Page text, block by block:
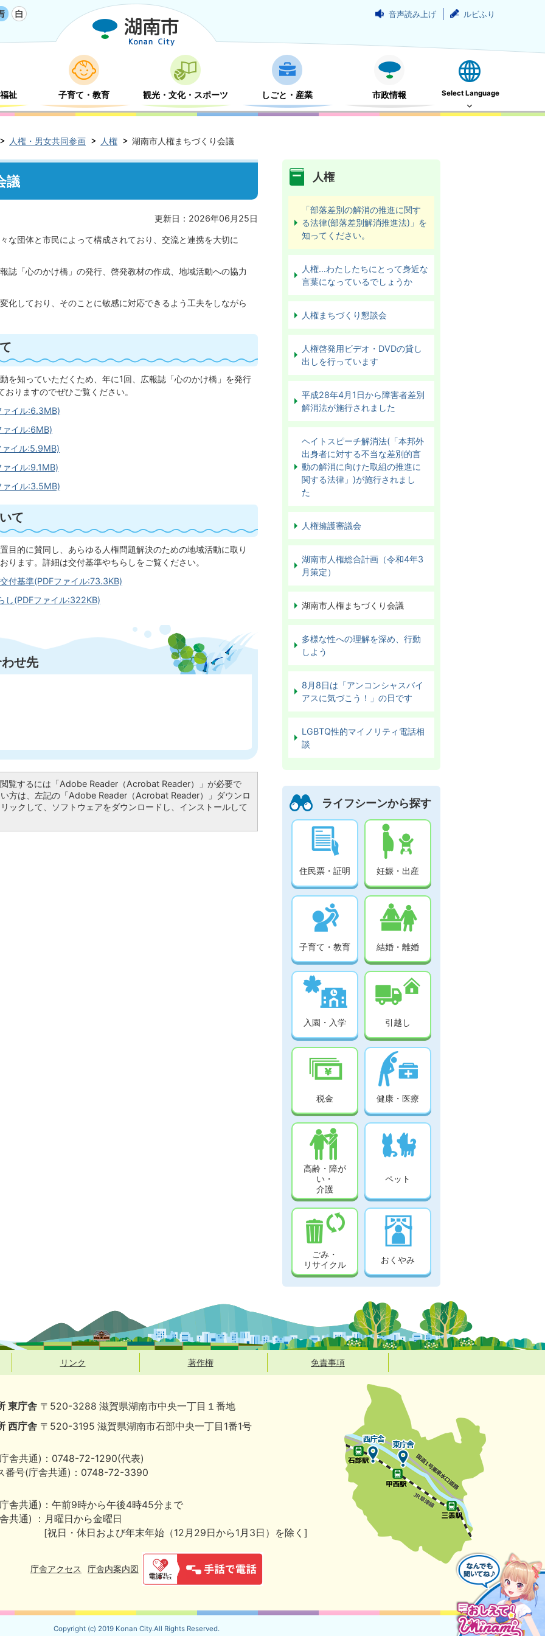
音声読み上げ ルビふり
祉 子育て・教育 観光・文化・スポーツ しごと・産業 市政情報 Select Language
人権・男女共同参画 人権 湖南市人権まちづくり会議
議
更新日：2026年06月25日
な団体と市民によって構成されており、交流と連携を大切に
誌「心のかけ橋」の発行、啓発教材の作成、地域活動への協力
化しており、そのことに敏感に対応できるよう工夫をしながら
を知っていただくため、年に1回、広報誌「心のかけ橋」を発行
りますのでぜひご覧ください。
イル:6.3MB)
イル:6MB)
イル:5.9MB)
イル:9.1MB)
イル:3.5MB)
て
目的に賛同し、あらゆる人権問題解決のための地域活動に取り
ります。詳細は交付基準やちらしをご覧ください。
付基準(PDFファイル:73.3KB)
し(PDFファイル:322KB)
せ先
覧するには「Adobe Reader（Acrobat Reader）」が必要で
方は、左記の「Adobe Reader（Acrobat Reader）」ダウンロ
ックして、ソフトウェアをダウンロードし、インストールして
人権
「部落差別の解消の推進に関す
る法律(部落差別解消推進法)」を
知ってください。
人権…わたしたちにとって身近な
言葉になっているでしょうか
人権まちづくり懇談会
人権啓発用ビデオ・DVDの貸し
出しを行っています
平成28年4月1日から障害者差別
解消法が施行されました
ヘイトスピーチ解消法(「本邦外
出身者に対する不当な差別的言
動の解消に向けた取組の推進に
関する法律」)が施行されまし
た
人権擁護審議会
湖南市人権総合計画（令和4年3
月策定）
湖南市人権まちづくり会議
多様な性への理解を深め、行動
しよう
8月8日は「アンコンシャスバイ
アスに気づこう！」の日です
LGBTQ性的マイノリティ電話相
談
ライフシーンから探す
住民票・証明 妊娠・出産
子育て・教育 結婚・離婚
入園・入学 引越し
税金 健康・医療
高齢・障が
い・
介護
ペット
ごみ・
リサイクル
おくやみ
リンク 著作権 免責事項
東庁舎 〒520-3288 滋賀県湖南市中央一丁目１番地
西庁舎 〒520-3195 滋賀県湖南市石部中央一丁目1番1号
舎共通)：0748-72-1290(代表)
番号(庁舎共通)：0748-72-3390
舎共通)：午前9時から午後4時45分まで
共通) ：月曜日から金曜日
[祝日・休日および年末年始（12月29日から1月3日）を除く]
庁舎アクセス 庁舎内案内図
Copyright (c) 2019 Konan City.All Rights Reserved.